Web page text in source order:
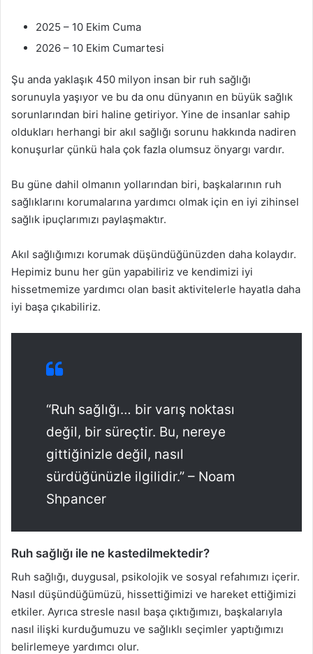
2025 – 10 Ekim Cuma
2026 – 10 Ekim Cumartesi
Şu anda yaklaşık 450 milyon insan bir ruh sağlığı
sorunuyla yaşıyor ve bu da onu dünyanın en büyük sağlık
sorunlarından biri haline getiriyor. Yine de insanlar sahip
oldukları herhangi bir akıl sağlığı sorunu hakkında nadiren
konuşurlar çünkü hala çok fazla olumsuz önyargı vardır.
Bu güne dahil olmanın yollarından biri, başkalarının ruh
sağlıklarını korumalarına yardımcı olmak için en iyi zihinsel
sağlık ipuçlarımızı paylaşmaktır.
Akıl sağlığımızı korumak düşündüğünüzden daha kolaydır.
Hepimiz bunu her gün yapabiliriz ve kendimizi iyi
hissetmemize yardımcı olan basit aktivitelerle hayatla daha
iyi başa çıkabiliriz.
“Ruh sağlığı… bir varış noktası
değil, bir süreçtir. Bu, nereye
gittiğinizle değil, nasıl
sürdüğünüzle ilgilidir.” – Noam
Shpancer
Ruh sağlığı ile ne kastedilmektedir?
Ruh sağlığı, duygusal, psikolojik ve sosyal refahımızı içerir.
Nasıl düşündüğümüzü, hissettiğimizi ve hareket ettiğimizi
etkiler. Ayrıca stresle nasıl başa çıktığımızı, başkalarıyla
nasıl ilişki kurduğumuzu ve sağlıklı seçimler yaptığımızı
belirlemeye yardımcı olur.